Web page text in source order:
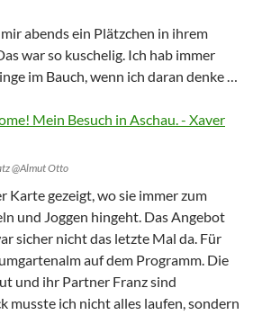
abends ein Plätzchen in ihrem
war so kuschelig. Ich hab immer
im Bauch, wenn ich daran denke …
@Almut Otto
Karte gezeigt, wo sie immer zum
und Joggen hingeht. Das Angebot
sicher nicht das letzte Mal da. Für
auf dem Programm. Die
und ihr Partner Franz sind
musste ich nicht alles laufen, sondern